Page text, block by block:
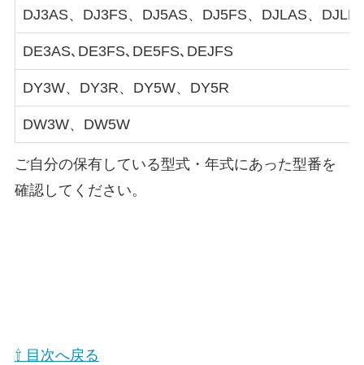
DJ3AS、DJ3FS、DJ5AS、DJ5FS、DJLAS、
DE3AS､DE3FS､DE5FS､DEJFS
DY3W、DY3R、DY5W、DY5R
DW3W、DW5W
ご自分の保有している型式・年式にあった型番を
確認してください。
⇧ 目次へ戻る